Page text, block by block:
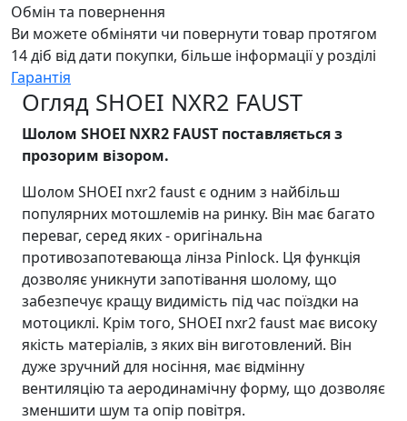
Обмін та повернення
Ви можете обміняти чи повернути товар протягом
14 діб від дати покупки, більше інформації у розділі
Гарантія
Огляд SHOEI NXR2 FAUST
Шолом SHOEI NXR2 FAUST поставляється з
прозорим візором.
Шолом SHOEI nxr2 faust є одним з найбільш
популярних мотошлемів на ринку. Він має багато
переваг, серед яких - оригінальна
противозапотевающа лінза Pinlock. Ця функція
дозволяє уникнути запотівання шолому, що
забезпечує кращу видимість під час поїздки на
мотоциклі. Крім того, SHOEI nxr2 faust має високу
якість матеріалів, з яких він виготовлений. Він
дуже зручний для носіння, має відмінну
вентиляцію та аеродинамічну форму, що дозволяє
зменшити шум та опір повітря.